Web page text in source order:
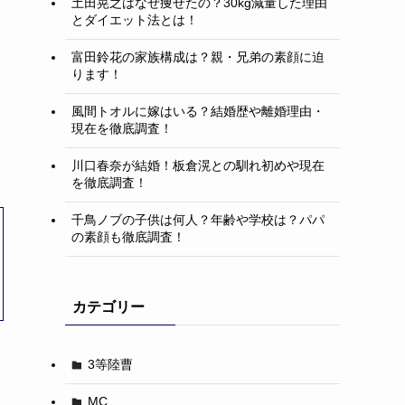
とダイエット法とは！
富田鈴花の家族構成は？親・兄弟の素顔に迫
ります！
風間トオルに嫁はいる？結婚歴や離婚理由・
現在を徹底調査！
川口春奈が結婚！板倉滉との馴れ初めや現在
を徹底調査！
千鳥ノブの子供は何人？年齢や学校は？パパ
の素顔も徹底調査！
カテゴリー
3等陸曹
MC